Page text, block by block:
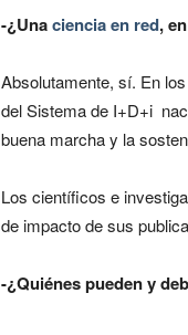
-¿Unaciencia en red,
Absolutamente, sí. En
del Sistema de I+D+i
buena marcha y la
Los científicos e
de impacto de sus
-¿Quiénes pueden y